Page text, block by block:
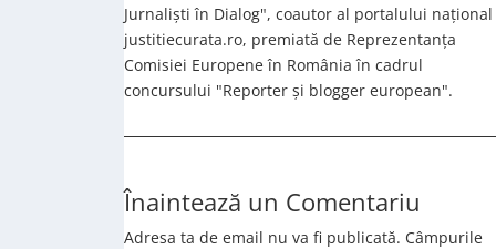
Jurnaliști în Dialog", coautor al portalului național
justitiecurata.ro, premiată de Reprezentanța
Comisiei Europene în România în cadrul
concursului "Reporter și blogger european".
Înaintează un Comentariu
Adresa ta de email nu va fi publicată. Câmpurile